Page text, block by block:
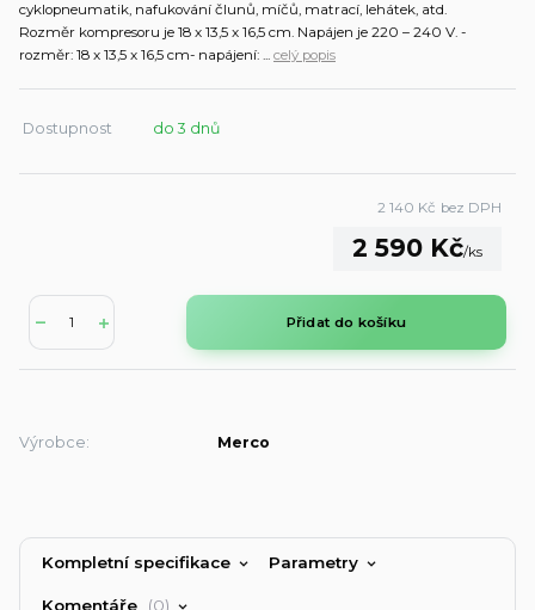
cyklopneumatik, nafukování člunů, míčů, matrací, lehátek, atd.
Rozměr kompresoru je 18 x 13,5 x 16,5 cm. Napájen je 220 – 240 V. -
rozměr: 18 x 13,5 x 16,5 cm- napájení: ... celý popis
Dostupnost do 3 dnů
2 590 Kč/ks
2 140 Kč bez DPH
Přidat do košíku
Výrobce: Merco
Kompletní specifikace Parametry
Komentáře 0